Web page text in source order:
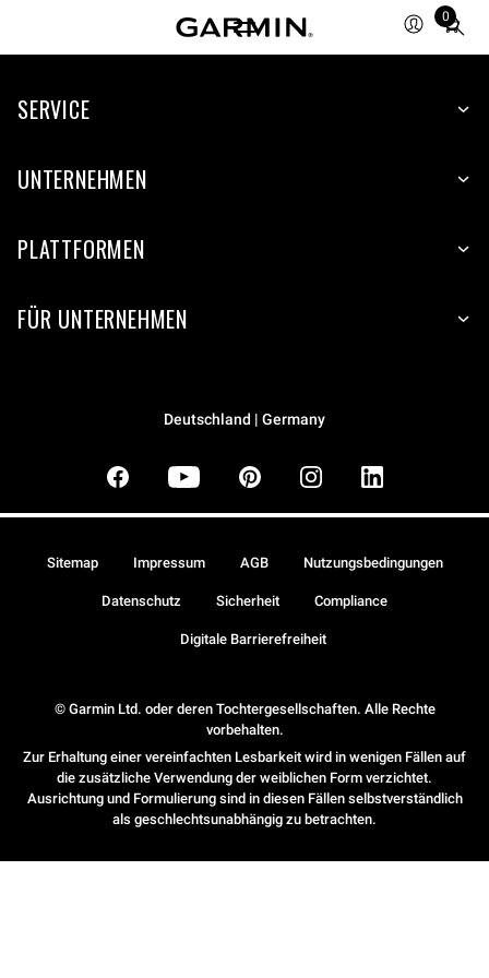
0
Total
items
cart:
SERVICE
UNTERNEHMEN
PLATTFORMEN
FÜR UNTERNEHMEN
Deutschland | Germany
© Garmin Ltd. oder deren Tochtergesellschaften. Alle Rechte
vorbehalten.
Zur Erhaltung einer vereinfachten Lesbarkeit wird in wenigen Fällen auf
die zusätzliche Verwendung der weiblichen Form verzichtet.
Ausrichtung und Formulierung sind in diesen Fällen selbstverständlich
als geschlechtsunabhängig zu betrachten.
Sitemap Impressum AGB Nutzungsbedingungen
Datenschutz Sicherheit Compliance
Digitale Barrierefreiheit